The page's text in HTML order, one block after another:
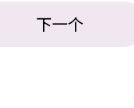
下一个